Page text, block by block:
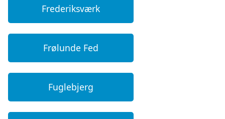
Frederiksværk
Frølunde Fed
Fuglebjerg